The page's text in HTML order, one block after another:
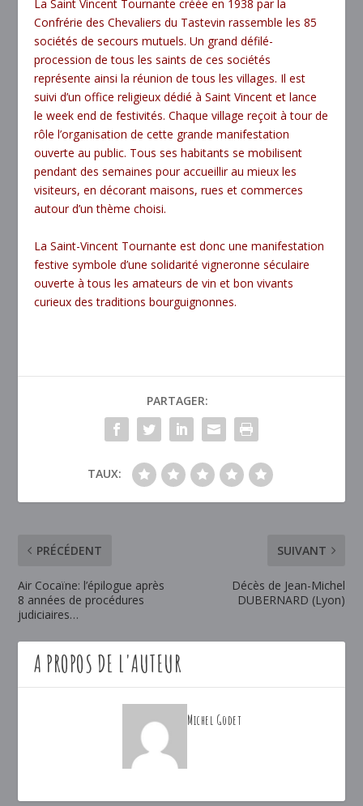
La Saint Vincent Tournante créée en 1938 par la
Confrérie des Chevaliers du Tastevin rassemble les 85
sociétés de secours mutuels. Un grand défilé-
procession de tous les saints de ces sociétés
représente ainsi la réunion de tous les villages. Il est
suivi d’un office religieux dédié à Saint Vincent et lance
le week end de festivités. Chaque village reçoit à tour de
rôle l’organisation de cette grande manifestation
ouverte au public. Tous ses habitants se mobilisent
pendant des semaines pour accueillir au mieux les
visiteurs, en décorant maisons, rues et commerces
autour d’un thème choisi.
La Saint-Vincent Tournante est donc une manifestation
festive symbole d’une solidarité vigneronne séculaire
ouverte à tous les amateurs de vin et bon vivants
curieux des traditions bourguignonnes.
PARTAGER:
TAUX:
PRÉCÉDENT
Air Cocaïne: l’épilogue après
8 années de procédures
judiciaires…
SUIVANT
Décès de Jean-Michel
DUBERNARD (Lyon)
A PROPOS DE L'AUTEUR
Michel Godet